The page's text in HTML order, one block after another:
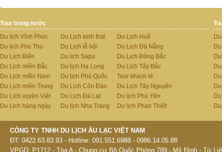
Tour trong nước
Du lịch Vĩnh Phúc
Du lịch Phú Thọ
Du Lịch Biển
Du Lịch miền Bắc
Du Lịch miền Nam
Du Lịch miền Trung
Du Lịch xuyên Việt
Du Lịch hàng ngày
Du Lịch sinh thái
Du Lịch lễ hội
Du lịch Sapa
Du lịch Hạ Long
Du lịch Phú Quốc
Du Lịch Côn Đảo
Du Lịch Đà Lạt
Du lịch Nha Trang
Du Lịch Huế
Du Lịch Đà Nẵng
Du Lịch Đông Bắc
Du Lịch Tây Bắc
Tour khách lẻ
Du Lịch Tây Nguyên
Du lịch Phú Yên
Du lịch Phan Thiết
CÔNG TY TNHH DU LỊCH ÂU LẠC VIỆT NAM
ĐT: 0422.63.83.93 - Hotline: 091.551.6988 - 0986.14.05.88
VPGD: P1712 - Tòa A - Chung cư Bộ Quốc Phòng 789 - Mỹ Đình - Từ